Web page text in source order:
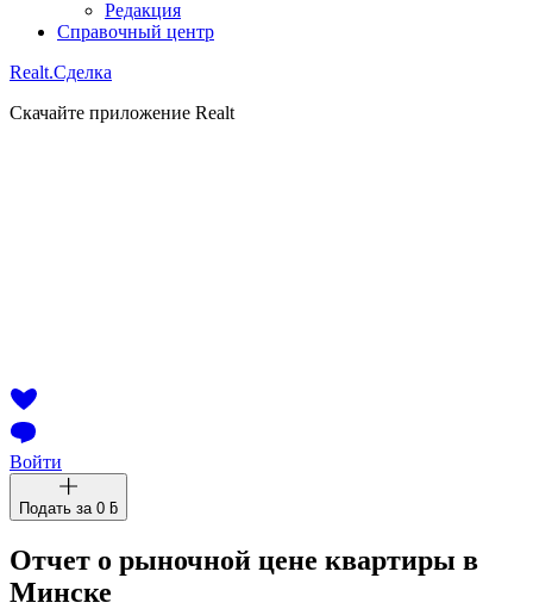
Редакция
Справочный центр
Realt.Сделка
Скачайте приложение Realt
Войти
Подать за 0 ƃ
Отчет о рыночной цене квартиры в
Минске